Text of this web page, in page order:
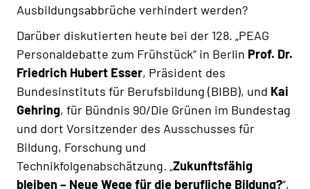
Ausbildungsabbrüche verhindert werden?
Darüber diskutierten heute bei der 128. „PEAG
Personaldebatte zum Frühstück“ in Berlin Prof. Dr.
Friedrich Hubert Esser, Präsident des
Bundesinstituts für Berufsbildung (BIBB), und Kai
Gehring, für Bündnis 90/Die Grünen im Bundestag
und dort Vorsitzender des Ausschusses für
Bildung, Forschung und
Technikfolgenabschätzung. „Zukunftsfähig
bleiben – Neue Wege für die berufliche Bildung?“,